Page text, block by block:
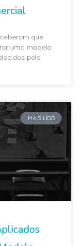
que
uma modelo
pela
MAIS LIDO